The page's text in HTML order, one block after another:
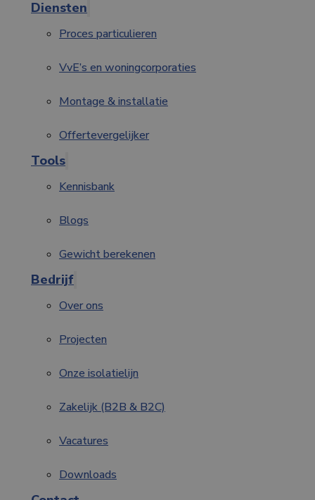
Diensten
Proces particulieren
VvE’s en woningcorporaties
Montage & installatie
Offertevergelijker
Tools
Kennisbank
Blogs
Gewicht berekenen
Bedrijf
Over ons
Projecten
Onze isolatielijn
Zakelijk (B2B & B2C)
Vacatures
Downloads